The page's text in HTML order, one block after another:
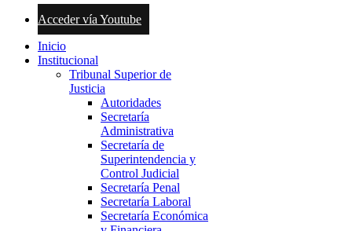
Acceder vía Youtube
Inicio
Institucional
Tribunal Superior de
Justicia
Autoridades
Secretaría
Administrativa
Secretaría de
Superintendencia y
Control Judicial
Secretaría Penal
Secretaría Laboral
Secretaría Económica